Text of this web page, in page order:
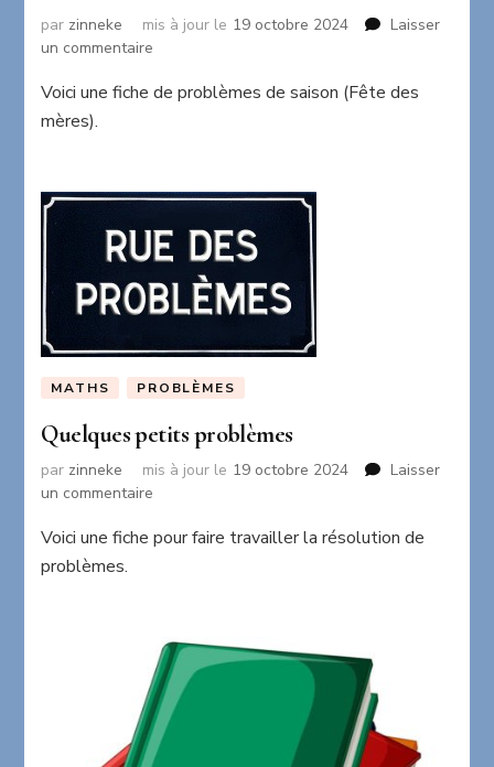
par zinneke mis à jour le 19 octobre 2024
Laisser
un commentaire
Fête
Voici une fiche de problèmes de saison (Fête des
mères).
MATHS PROBLÈMES
Quelques petits problèmes
par zinneke mis à jour le 19 octobre 2024
Laisser
un commentaire
petits
Voici une fiche pour faire travailler la résolution de
problèmes.